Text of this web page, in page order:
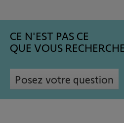
CE N'EST PAS CE
QUE VOUS
Posez votre question